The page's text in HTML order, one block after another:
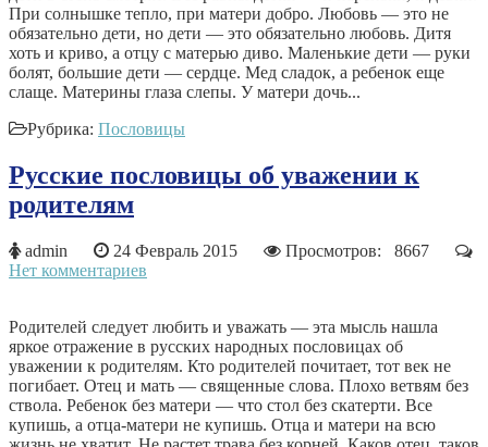
При солнышке тепло, при матери добро. Любовь — это не
обязательно дети, но дети — это обязательно любовь. Дитя
хоть и криво, а отцу с матерью диво. Маленькие дети — руки
болят, большие дети — сердце. Мед сладок, а ребенок еще
слаще. Материны глаза слепы. У матери дочь...
Рубрика: Пословицы
Русские пословицы об уважении к
родителям
admin 24 Февраль 2015
Просмотров: 8667
Нет комментариев
Родителей следует любить и уважать — эта мысль нашла
яркое отражение в русских народных пословицах об
уважении к родителям. Кто родителей почитает, тот век не
погибает. Отец и мать — священные слова. Плохо ветвям без
ствола. Ребенок без матери — что стол без скатерти. Все
купишь, а отца-матери не купишь. Отца и матери на всю